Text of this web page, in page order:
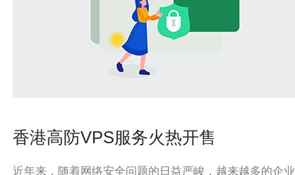
香港高防VPS服务火热开售
近年来，随着网络安全问题的日益严峻，越来越多的企业